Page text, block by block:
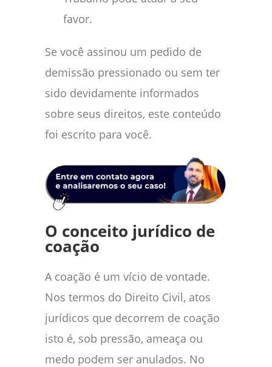
favor.
Se você assinou um pedido de
demissão pressionado ou sem ter
sido devidamente informados
sobre seus direitos, este conteúdo
foi escrito para você.
O conceito jurídico de
coação
A coação é um vício de vontade.
Nos termos do Direito Civil, atos
jurídicos que decorrem de coação
isto é, sob pressão, ameaça ou
medo podem ser anulados. No